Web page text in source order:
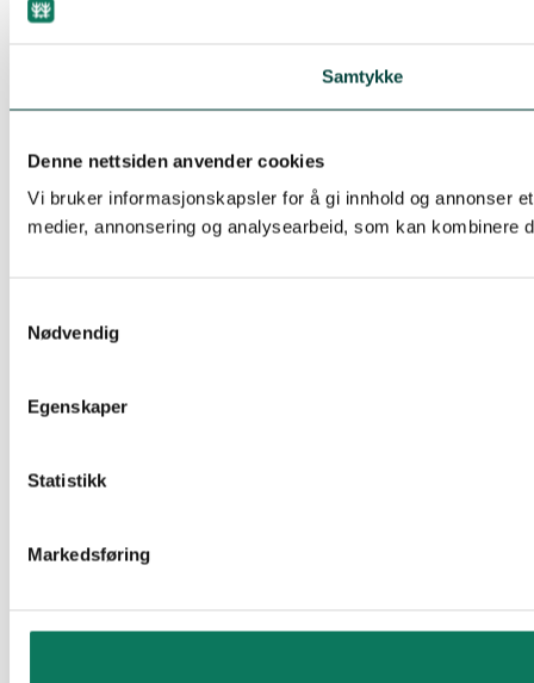
Samtykke
Denne nettsiden anvender cookies
Vi bruker informasjonskapsler for å gi innhold og annonser
medier, annonsering og analysearbeid, som kan
Nødvendig
Egenskaper
Statistikk
Markedsføring